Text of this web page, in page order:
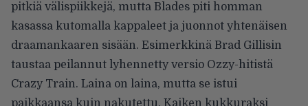
pitkiä välispiikkejä, mutta Blades piti homman
kasassa kutomalla kappaleet ja juonnot yhtenäisen
draamankaaren sisään. Esimerkkinä Brad Gillisin
taustaa peilannut lyhennetty versio Ozzy-hitistä
Crazy Train. Laina on laina, mutta se istui